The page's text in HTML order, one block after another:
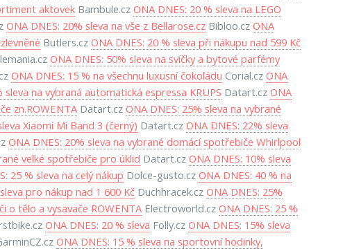
aktovekBambule.cz ONA DNES: 20 % sleva na LEGO
ONA DNES: 20% sleva na vše z Bellarose.czBibloo.cz ONA
Butlers.cz ONA DNES: 20 % sleva při nákupu nad 599 Kč
ONA DNES: 50% sleva na svíčky a bytové parfémy
ONA DNES: 15 % na všechnu luxusní čokoládu Corial.cz ONA
sleva na vybraná automatická espressa KRUPS Datart.cz ONA
zn.ROWENTADatart.cz ONA DNES: 25% sleva na vybrané
Xiaomi Mi Band 3 (černý) Datart.cz ONA DNES: 22% sleva
ONA DNES: 20% sleva na vybrané domácí spotřebiče Whirlpool
velké spotřebiče pro úklid Datart.cz ONA DNES: 10% sleva
25 % sleva na celý nákup Dolce-gusto.cz ONA DNES: 40 % na
pro nákup nad 1 600 KčDuchhracek.cz ONA DNES: 25%
o tělo a vysavače ROWENTAElectroworld.cz ONA DNES: 25 %
ONA DNES: 20 % sleva Folly.cz ONA DNES: 15% sleva
ONA DNES: 15 % sleva na sportovní hodinky,